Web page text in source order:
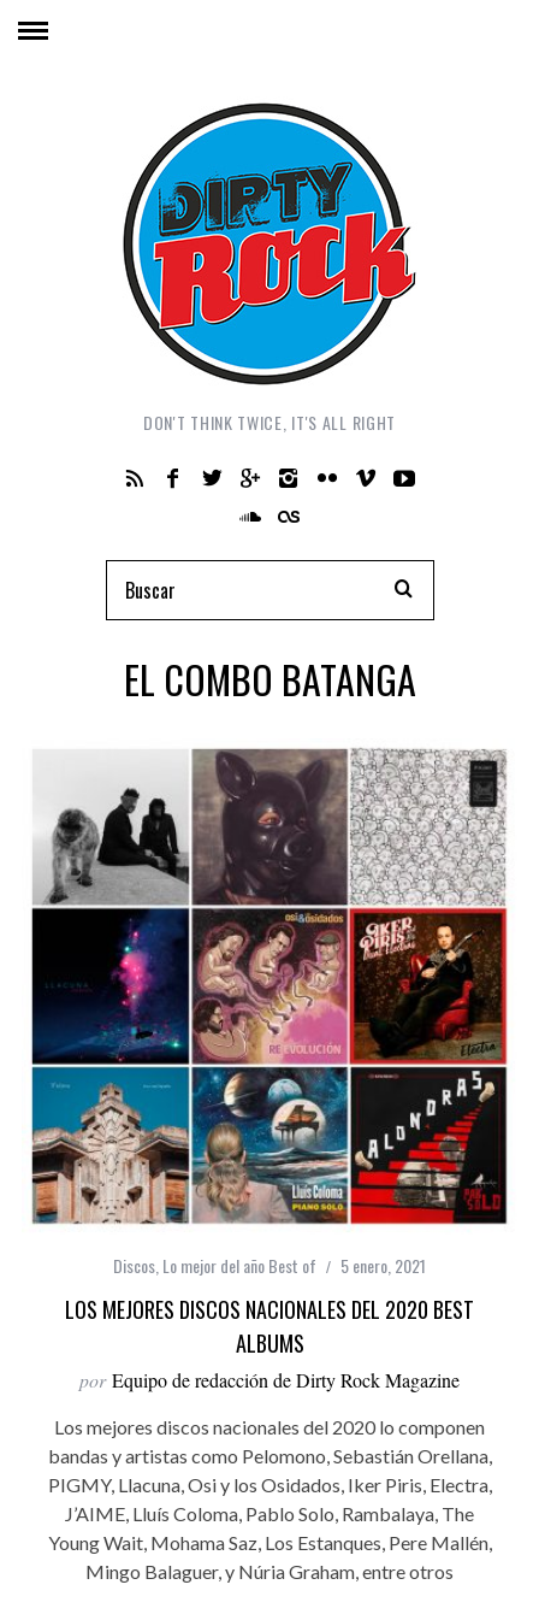
DON'T THINK TWICE, IT'S ALL RIGHT
EL COMBO BATANGA
Discos Lo mejor del año Best of 5 enero, 2021
LOS MEJORES DISCOS NACIONALES DEL 2020 BEST
ALBUMS
por Equipo de redacción de Dirty Rock Magazine
Los mejores discos nacionales del 2020 lo componen
bandas y artistas como Pelomono, Sebastián Orellana,
PIGMY, Llacuna, Osi y los Osidados, Iker Piris, Electra,
J’AIME, Lluís Coloma, Pablo Solo, Rambalaya, The
Young Wait, Mohama Saz, Los Estanques, Pere Mallén,
Mingo Balaguer, y Núria Graham, entre otros